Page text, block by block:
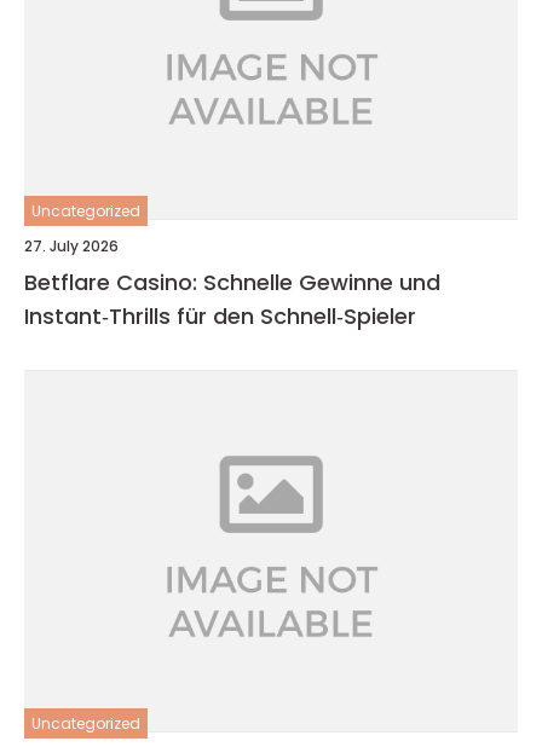
Uncategorized
27. July 2026
Betflare Casino: Schnelle Gewinne und
Instant‑Thrills für den Schnell‑Spieler
Uncategorized